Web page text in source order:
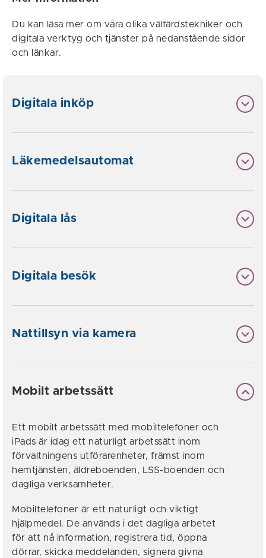
Du kan läsa mer om våra olika välfärdstekniker och
digitala verktyg och tjänster på nedanstående sidor
och länkar.
Digitala inköp
Läkemedelsautomat
Digitala lås
Digitala besök
Nattillsyn via kamera
Mobilt arbetssätt
Ett mobilt arbetssätt med mobiltelefoner och
iPads är idag ett naturligt arbetssätt inom
förvaltningens utförarenheter, främst inom
hemtjänsten, äldreboenden, LSS-boenden och
dagliga verksamheter.
Mobiltelefoner är ett naturligt och viktigt
hjälpmedel. De används i det dagliga arbetet
för att nå information, registrera tid, öppna
dörrar, skicka meddelanden, signera givna